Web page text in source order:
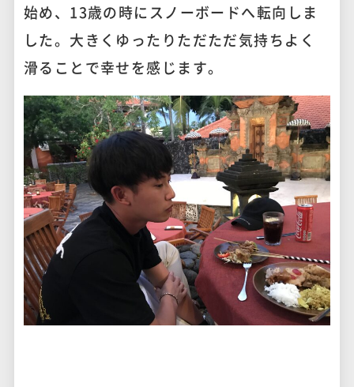
始め、13歳の時にスノーボードへ転向しま
した。大きくゆったりただただ気持ちよく
滑ることで幸せを感じます。